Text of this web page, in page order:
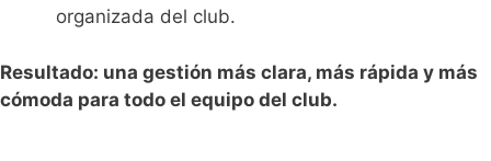
organizada del club.
Resultado: una gestión más clara, más rápida y más
cómoda para todo el equipo del club.